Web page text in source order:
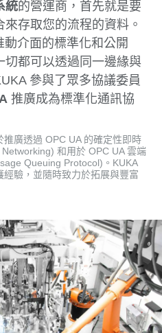
統的營運商，首先就是要
存取您的流程的資料。
動介面的標準化和公開
切都可以透過同一邊緣與
參與了眾多協議委員
推廣成為標準化通訊協
廣透過 OPC UA 的確定性即時
和用於 OPC UA 雲端
Queuing Protocol)。KUKA
驗，並隨時致力於拓展與豐富